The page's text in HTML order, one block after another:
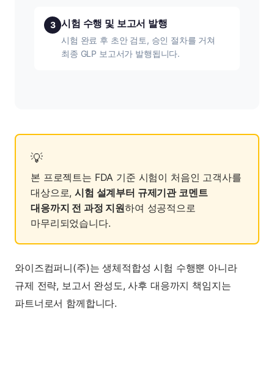
3 시험 수행 및 보고서 발행
시험 완료 후 초안 검토, 승인 절차를 거쳐
최종 GLP 보고서가 발행됩니다.
본 프로젝트는 FDA 기준 시험이 처음인 고객사를
대상으로,시험 설계부터 규제기관 코멘트
대응까지 전 과정 지원하여 성공적으로
마무리되었습니다.
와이즈컴퍼니(주)는 생체적합성 시험 수행뿐 아니라
규제 전략, 보고서 완성도, 사후 대응까지 책임지는
파트너로서 함께합니다.